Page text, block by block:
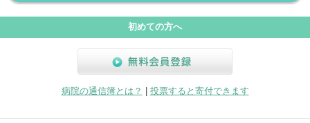
« 前ペー
ジ
次ページ
»
初めての方へ
病院の通信簿とは？
投票すると寄付できます